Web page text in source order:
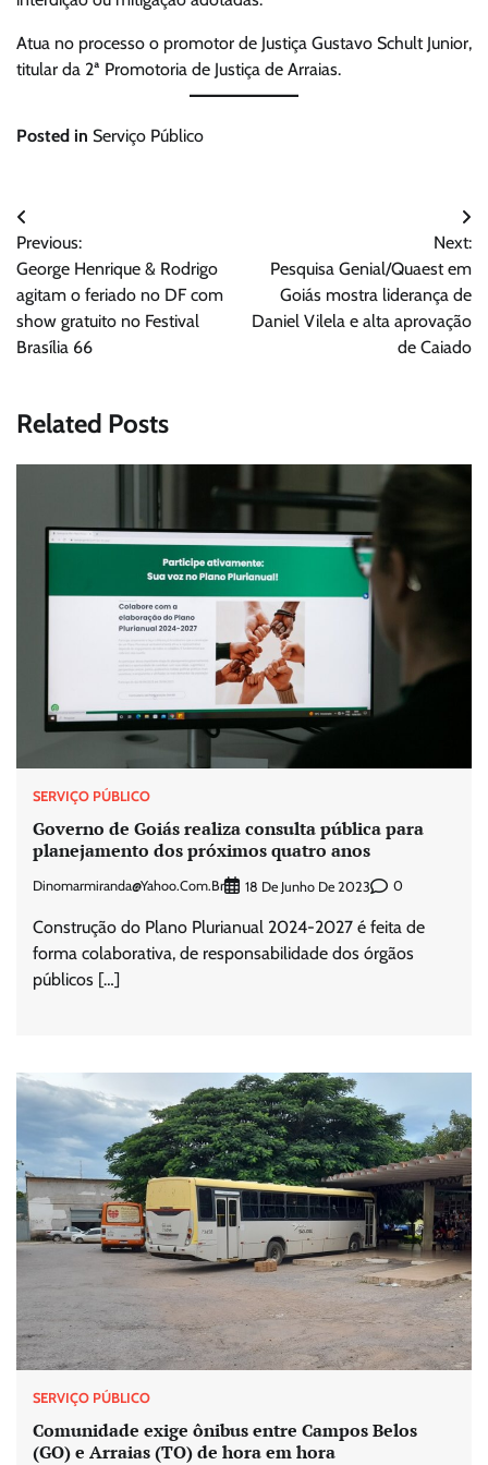
Atua no processo o promotor de Justiça Gustavo Schult Junior,
titular da 2ª Promotoria de Justiça de Arraias.
Posted in Serviço Público
Navegação
de
Post
Previous:
George Henrique & Rodrigo
agitam o feriado no DF com
show gratuito no Festival
Brasília 66
Next:
Pesquisa Genial/Quaest em
Goiás mostra liderança de
Daniel Vilela e alta aprovação
de Caiado
Related Posts
SERVIÇO PÚBLICO
Governo de Goiás realiza consulta pública para
planejamento dos próximos quatro anos
Dinomarmiranda@yahoo.com.br 18 De Junho De 2023 0
Construção do Plano Plurianual 2024-2027 é feita de
forma colaborativa, de responsabilidade dos órgãos
públicos […]
SERVIÇO PÚBLICO
Comunidade exige ônibus entre Campos Belos
(GO) e Arraias (TO) de hora em hora